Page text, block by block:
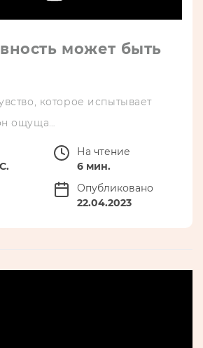
может быть
которое испытывает
ощуща…
На чтение
6 мин.
Опубликовано
22.04.2023